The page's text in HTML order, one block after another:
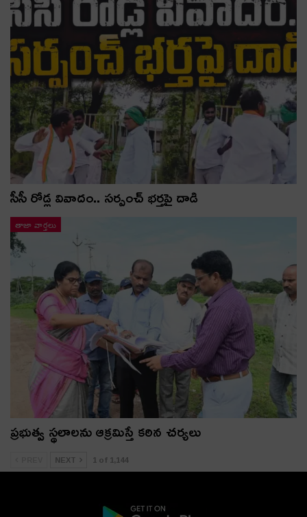
సీసీ రోడ్ల వివాదం.. స‌ర్పంచ్ భ‌ర్త‌పై దాడి
తాజా వార్తలు
ప్రభుత్వ స్థలాలను ఆక్రమిస్తే కఠిన చర్యలు
NEXT 1 of 1,144